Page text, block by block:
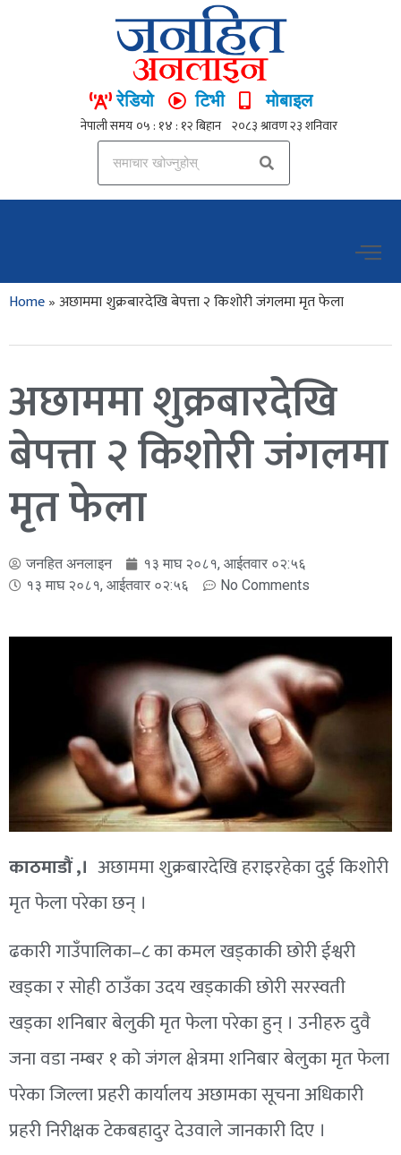
रेडियो टिभी मोबाइल
Home»अछाममा शुक्रबारदेखि बेपत्ता २ किशोरी जंगलमा मृत फेला
अछाममा शुक्रबारदेखि
बेपत्ता २ किशोरी जंगलमा
मृत फेला
जनहित अनलाइन
१३ माघ २०८१, आईतवार ०२:५६
१३ माघ २०८१, आईतवार ०२:५६
No Comments
काठमाडौं ,। अछाममा शुक्रबारदेखि हराइरहेका दुई किशोरी
मृत फेला परेका छन् ।
ढकारी गाउँपालिका–८ का कमल खड्काकी छोरी ईश्वरी
खड्का र सोही ठाउँका उदय खड्काकी छोरी सरस्वती
खड्का शनिबार बेलुकी मृत फेला परेका हुन् । उनीहरु दुवै
जना वडा नम्बर १ को जंगल क्षेत्रमा शनिबार बेलुका मृत फेला
परेका जिल्ला प्रहरी कार्यालय अछामका सूचना अधिकारी
प्रहरी निरीक्षक टेकबहादुर देउवाले जानकारी दिए ।